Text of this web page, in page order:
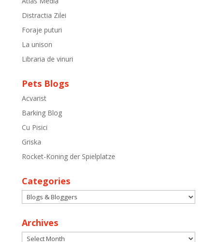
Distractia Zilei
Foraje puturi
La unison
Libraria de vinuri
Pets Blogs
Acvarist
Barking Blog
Cu Pisici
Griska
Rocket-Koning der Spielplatze
Categories
Categories
Archives
Archives